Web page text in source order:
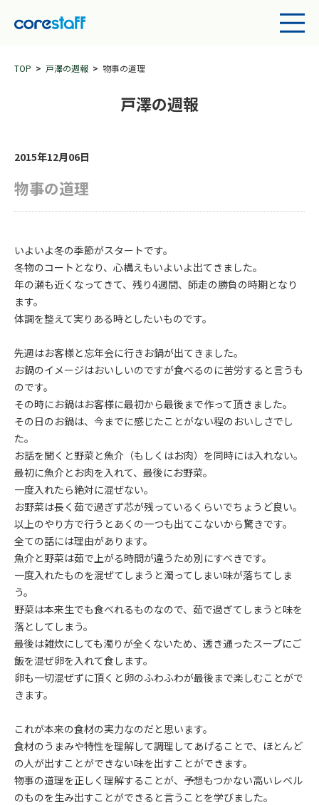
TOP 戸澤の週報 物事の道理
戸澤の週報
2015年12月06日
物事の道理
いよいよ冬の季節がスタートです。
冬物のコートとなり、心構えもいよいよ出てきました。
年の瀬も近くなってきて、残り4週間、師走の勝負の時期となり
ます。
体調を整えて実りある時としたいものです。
先週はお客様と忘年会に行きお鍋が出てきました。
お鍋のイメージはおいしいのですが食べるのに苦労すると言うも
のです。
その時にお鍋はお客様に最初から最後まで作って頂きました。
その日のお鍋は、今までに感じたことがない程のおいしさでし
た。
お話を聞くと野菜と魚介（もしくはお肉）を同時には入れない。
最初に魚介とお肉を入れて、最後にお野菜。
一度入れたら絶対に混ぜない。
お野菜は長く茹で過ぎず芯が残っているくらいでちょうど良い。
以上のやり方で行うとあくの一つも出てこないから驚きです。
全ての話には理由があります。
魚介と野菜は茹で上がる時間が違うため別にすべきです。
一度入れたものを混ぜてしまうと濁ってしまい味が落ちてしま
う。
野菜は本来生でも食べれるものなので、茹で過ぎてしまうと味を
落としてしまう。
最後は雑炊にしても濁りが全くないため、透き通ったスープにご
飯を混ぜ卵を入れて食します。
卵も一切混ぜずに頂くと卵のふわふわが最後まで楽しむことがで
きます。
これが本来の食材の実力なのだと思います。
食材のうまみや特性を理解して調理してあげることで、ほとんど
の人が出すことができない味を出すことができます。
物事の道理を正しく理解することが、予想もつかない高いレベル
のものを生み出すことができると言うことを学びました。